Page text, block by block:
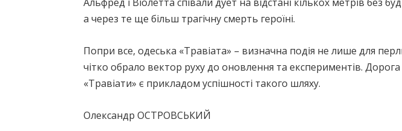
а через те ще більш трагічну смерть героїні.
Попри все, одеська «Травіата» – визначна подія не лише для
чітко обрало вектор руху до оновлення та експериментів.
«Травіати» є прикладом успішності такого шляху.
Олександр ОСТРОВСЬКИЙ